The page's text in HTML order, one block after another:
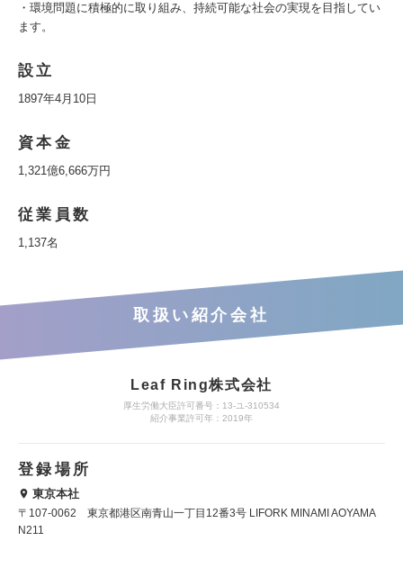
・環境問題に積極的に取り組み、持続可能な社会の実現を目指してい
ます。
設立
1897年4月10日
資本金
1,321億6,666万円
従業員数
1,137名
取扱い紹介会社
Leaf Ring株式会社
厚生労働大臣許可番号：13-ユ-310534
紹介事業許可年：2019年
登録場所
東京本社
〒107-0062 東京都港区南青山一丁目12番3号 LIFORK MINAMI AOYAMA
N211